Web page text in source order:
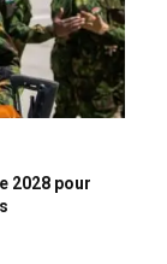
2028 pour